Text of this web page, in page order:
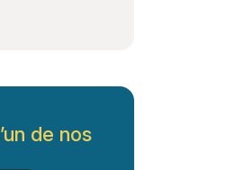
de nos